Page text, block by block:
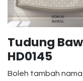
Tudung
HD0145
Boleh tambah